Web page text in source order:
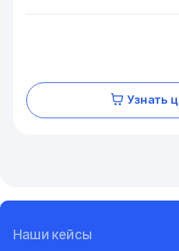
Узнать
Наши кейсы